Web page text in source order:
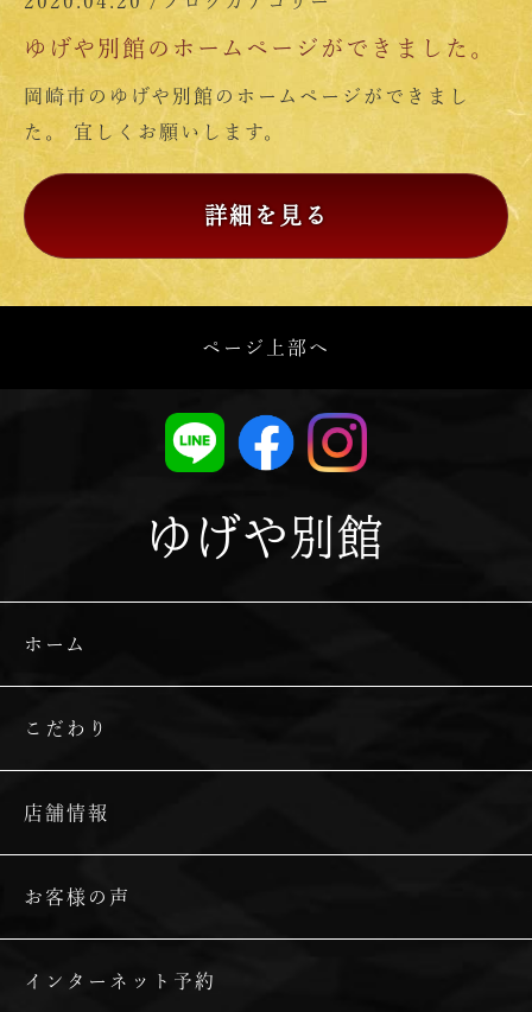
ゆげや別館のホームページができました。
岡崎市のゆげや別館のホームページができまし
た。 宜しくお願いします。
詳細を見る
ページ上部へ
ゆげや別館
ホーム
こだわり
店舗情報
お客様の声
インターネット予約